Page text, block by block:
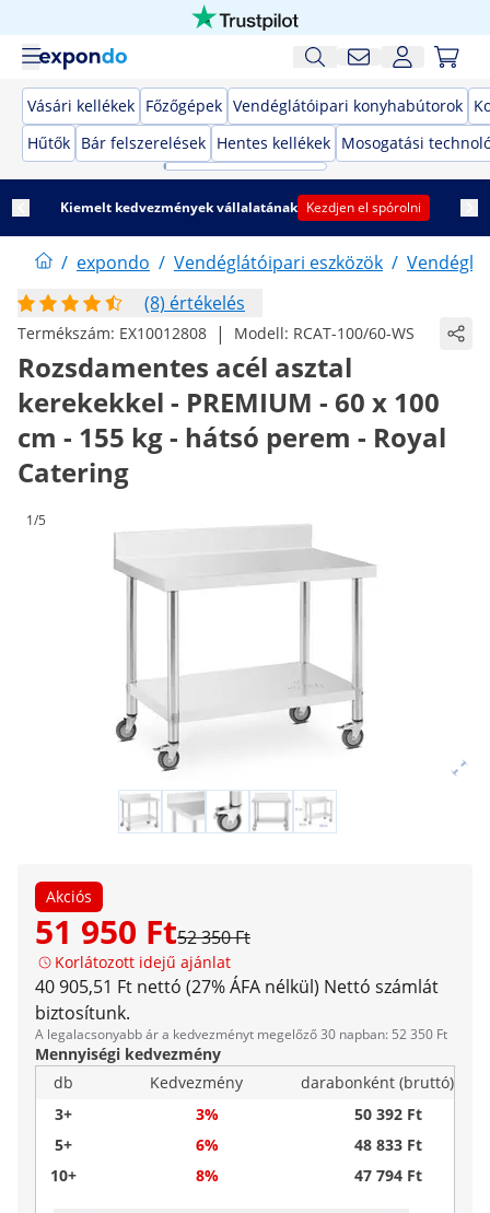
Vásári kellékek Főzőgépek Vendéglátóipari konyhabútorok
Hűtők Bár felszerelések Hentes kellékek Mosogatási
Kiemelt kedvezmények vállalatának Kezdjen el spórolni
/ expondo / Vendéglátóipari eszközök /
(8) értékelés
Termékszám: EX10012808 | Modell: RCAT-100/60-WS
Rozsdamentes acél asztal
kerekekkel - PREMIUM - 60 x 100
cm - 155 kg - hátsó perem - Royal
Catering
1/5
Akciós
51 950 Ft52 350 Ft
Korlátozott idejű ajánlat
40 905,51 Ft nettó (27% ÁFA nélkül) Nettó számlát
biztosítunk.
A legalacsonyabb ár a kedvezményt megelőző 30 napban: 52 350 Ft
Mennyiségi kedvezmény
db
Kedvezmény
darabonként (bruttó)
3+
3%
50 392 Ft
5+
6%
48 833 Ft
10+
8% 47 794 Ft